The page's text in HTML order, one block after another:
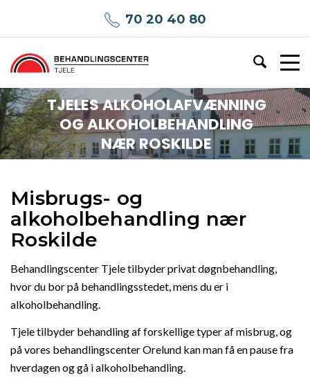
70 20 40 80
TJELES ALKOHOLAFVÆNNING
OG ALKOHOLBEHANDLING
NÆR ROSKILDE
Misbrugs- og
alkoholbehandling nær
Roskilde
Behandlingscenter Tjele tilbyder privat døgnbehandling,
hvor du bor på behandlingsstedet, mens du er i
alkoholbehandling.
Tjele tilbyder behandling af forskellige typer af misbrug, og
på vores behandlingscenter Orelund kan man få en pause fra
hverdagen og gå i alkoholbehandling.